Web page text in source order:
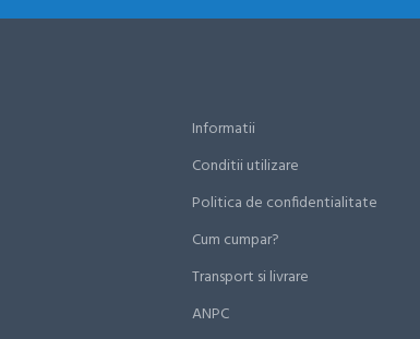
Informatii
Conditii utilizare
Politica de confidentialitate
Cum cumpar?
Transport si livrare
ANPC